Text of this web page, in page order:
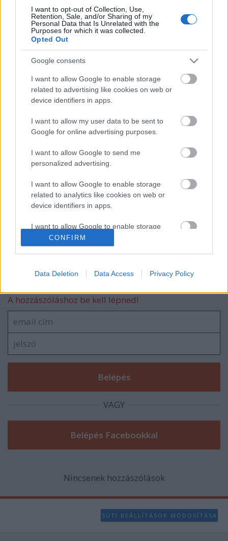
I want to opt-out of Collection, Use,
Retention, Sale, and/or Sharing of my
Personal Data that Is Unrelated with the
Purposes for which it was collected.
Opted Out
Google consents
I want to allow Google to enable storage
related to advertising like cookies on web or
device identifiers in apps.
I want to allow my user data to be sent to
Google for online advertising purposes.
I want to allow Google to send me
personalized advertising.
I want to allow Google to enable storage
related to analytics like cookies on web or
device identifiers in apps.
I want to allow Google to enable storage
related to functionality of the website or app.
related to personalization.
related to security, including authentication
functionality and fraud prevention, and other
user protection.
CONFIRM
Data Deletion Data Access Privacy Policy
Gyerekekkel kampányol, céges levelet ír a
fidesz jelöltje.
Garancsi teherautói lepték el
az ellenzék plakátjait.
Már a wc deszkát is a szülők viszik az
iskolába!
A hozzászóláshoz be kell lépned!
VAGY
Nincsenek hozzászólások
SÜTI BEÁLLÍTÁSOK MÓDOSÍTÁSA